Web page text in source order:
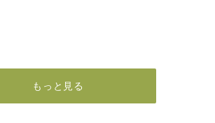
もっと見る